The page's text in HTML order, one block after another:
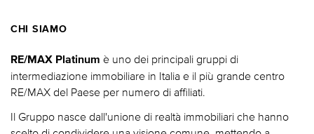
CHI SIAMO
RE/MAX Platinum è uno dei principali gruppi di
intermediazione immobiliare in Italia e il più grande centro
RE/MAX del Paese per numero di affiliati.
Il Gruppo nasce dall'unione di realtà immobiliari che hanno